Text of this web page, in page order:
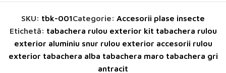
SKU: tbk-001Categorie: Accesorii plase insecte
Etichetă: tabachera rulou exterior kit tabachera rulou
exterior aluminiu snur rulou exterior accesorii rulou
exterior tabachera alba tabachera maro tabachera gri
antracit